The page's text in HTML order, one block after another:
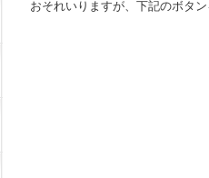
おそれいりますが、下記のボタ